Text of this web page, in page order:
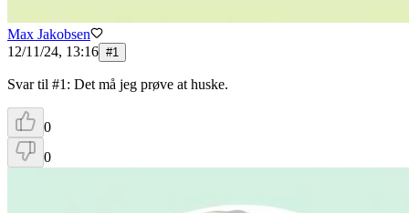
Max Jakobsen
12/11/24, 13:16 #1
Svar til #1: Det må jeg prøve at huske.
0
0